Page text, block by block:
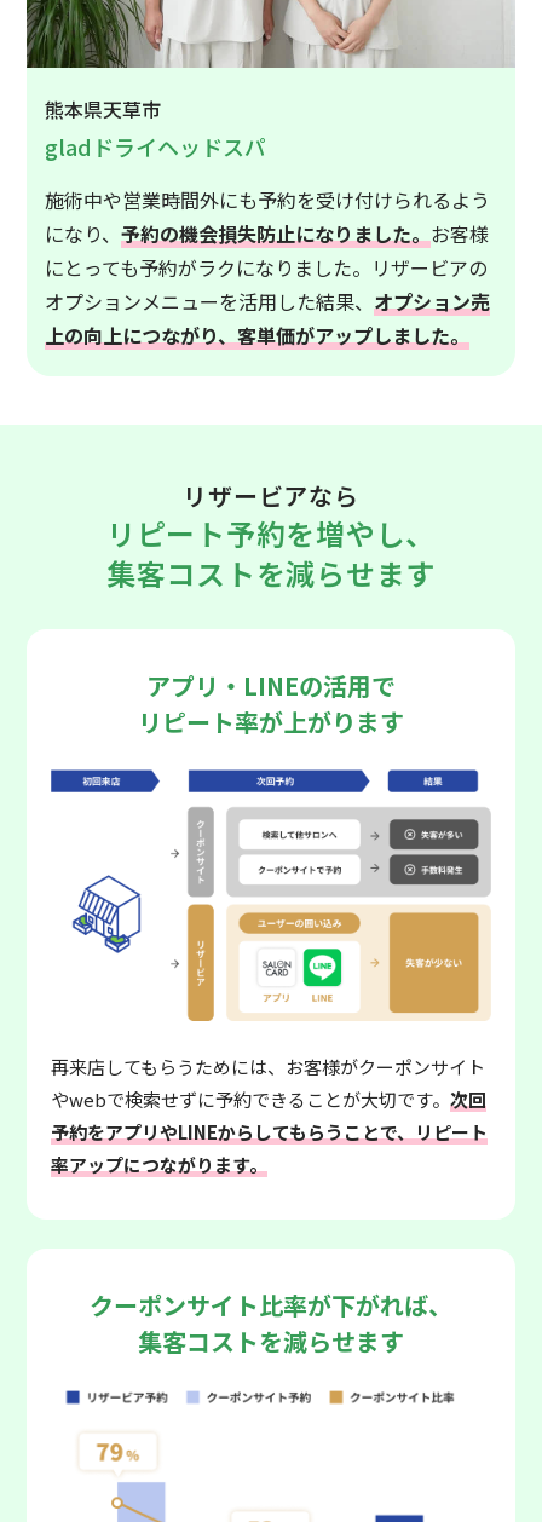
熊本県天草市
gladドライヘッドスパ
施術中や営業時間外にも予約を受け付けられるよう
になり、予約の機会損失防止になりました。 お客様
にとっても予約がラクになりました。リザービアの
オプションメニューを活用した結果、 オプション売
上の向上につながり、客単価がアップしました。
リザービアなら
リピート予約を増やし、
集客コストを減らせます
アプリ・LINEの活用で
リピート率が上がります
再来店してもらうためには、お客様がクーポンサイト
やwebで検索せずに予約できることが大切です。次回
予約をアプリやLINEからしてもらうことで、リピート
率アップにつながります。
クーポンサイト比率が下がれば、
集客コストを減らせます